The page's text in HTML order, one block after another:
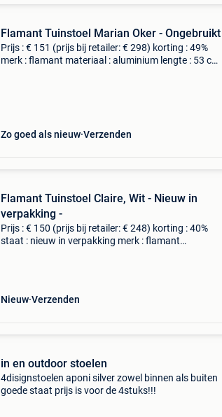
Flamant Tuinstoel Marian Oker - Ongebruikt
Prijs : € 151 (prijs bij retailer: € 298) korting : 49%
merk : flamant materiaal : aluminium lengte : 53 cm
Zo goed als nieuw Verzenden
Flamant Tuinstoel Claire, Wit - Nieuw in
verpakking -
Prijs : € 150 (prijs bij retailer: € 248) korting : 40%
staat : nieuw in verpakking merk : flamant
Nieuw Verzenden
in en outdoor stoelen
4disignstoelen aponi silver zowel binnen als buiten
goede staat prijs is voor de 4stuks!!!